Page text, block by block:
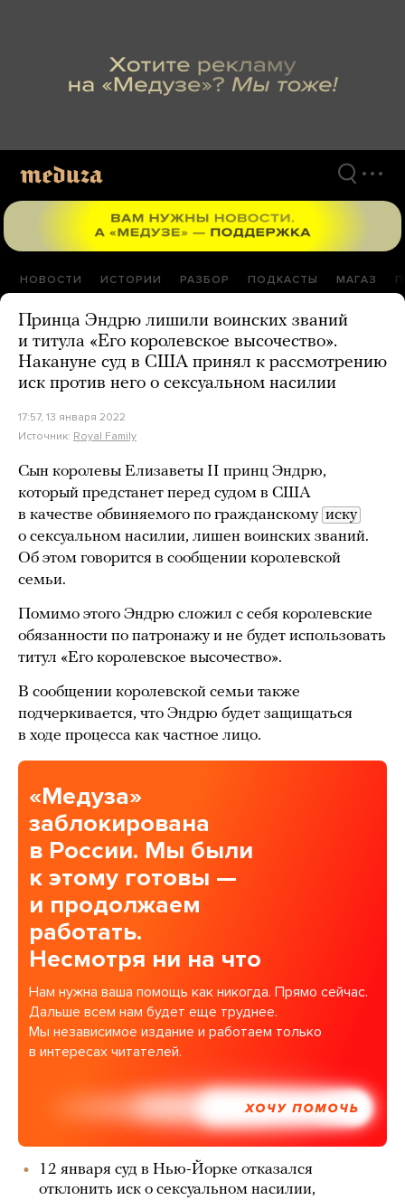
НОВОСТИ ИСТОРИИ РАЗБОР ПОДКАСТЫ МАГАЗ
Принца Эндрю лишили воинских званий
и титула «Его королевское высочество».
Накануне суд в США принял к рассмотрению
иск против него о сексуальном насилии
17:57, 13 января 2022
Источник: Royal Family
Сын королевы Елизаветы II принц Эндрю,
который предстанет перед судом в США
в качестве обвиняемого по гражданскому иску
о сексуальном насилии, лишен воинских званий.
Об этом говорится в сообщении королевской
семьи.
Помимо этого Эндрю сложил с себя королевские
обязанности по патронажу и не будет использовать
титул «Его королевское высочество».
В сообщении королевской семьи также
подчеркивается, что Эндрю будет защищаться
в ходе процесса как частное лицо.
«Медуза»
заблокирована
в России. Мы были
к этому готовы —
и продолжаем
работать.
Несмотря ни на что
Нам нужна ваша помощь как никогда. Прямо сейчас.
Дальше всем нам будет еще труднее.
Мы независимое издание и работаем только
в интересах читателей.
ХОЧУ ПОМОЧЬ
12 января суд в Нью-Йорке отказался
отклонить иск о сексуальном насилии,